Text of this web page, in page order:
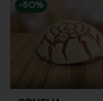
-50%